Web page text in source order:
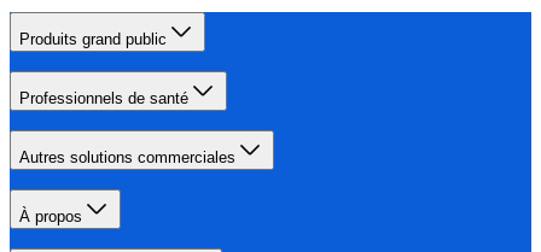
Produits grand public
Professionnels de santé
Autres solutions commerciales
À propos